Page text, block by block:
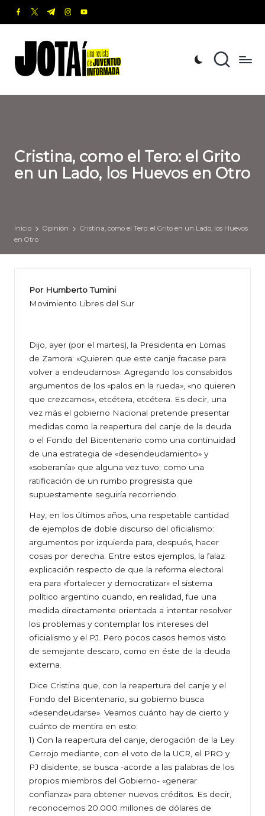
Saltar
contenido
facebook.com
twitter.com
t.me instagram.com
youtube.com
o
t
revista
de
Informada
Cristina, como el Tero: el Grito
en un Lado, los Huevos en Otro
Inicio Opinión
Cristina, como el Tero: el Grito en un Lado, los Huevos
en Otro
Por Humberto Tumini
Movimiento Libres del Sur
Dijo, ayer (por el martes), la Presidenta en Lomas
de Zamora: «Quieren que este canje fracase para
volver a endeudarnos». Agregando los consabidos
argumentos de los «palos en la rueda», «no quieren
que crezcamos», etcétera, etcétera. Es decir, una
vez más el gobierno Nacional pretende presentar
medidas como la reapertura del canje de la deuda
o el Fondo del Bicentenario como una continuidad
de una estrategia de «desendeudamiento» y
«soberanía» que alguna vez tuvo; como una
ratificación de un rumbo progresista que
supuestamente seguiría recorriendo.
Hay, en los últimos años, una respetable cantidad
de ejemplos de doble discurso del oficialismo:
argumentos por izquierda para, después, hacer
cosas por derecha. Entre estos ejemplos, la falaz
explicación respecto de que la reforma electoral
era para «fortalecer y democratizar» el sistema
político argentino cuando, en realidad, fue una
medida directamente orientada a intentar resolver
los problemas y contemplar los intereses del
oficialismo y el PJ. Pero pocos casos hemos visto
de semejante descaro, como en éste de la deuda
externa.
Dice Cristina que, con la reapertura del canje y el
Fondo del Bicentenario, su gobierno busca
«desendeudarse». Veamos cuánto hay de cierto y
cuánto de mentira en esto:
1) Con la reapertura del canje, derogación de la Ley
Cerrojo mediante, con el voto de la UCR, el PRO y
PJ disidente, se busca -acorde a las palabras de los
propios miembros del Gobierno- «generar
confianza» para obtener nuevos créditos. Es decir,
reconocemos 20.000 millones de dólares de